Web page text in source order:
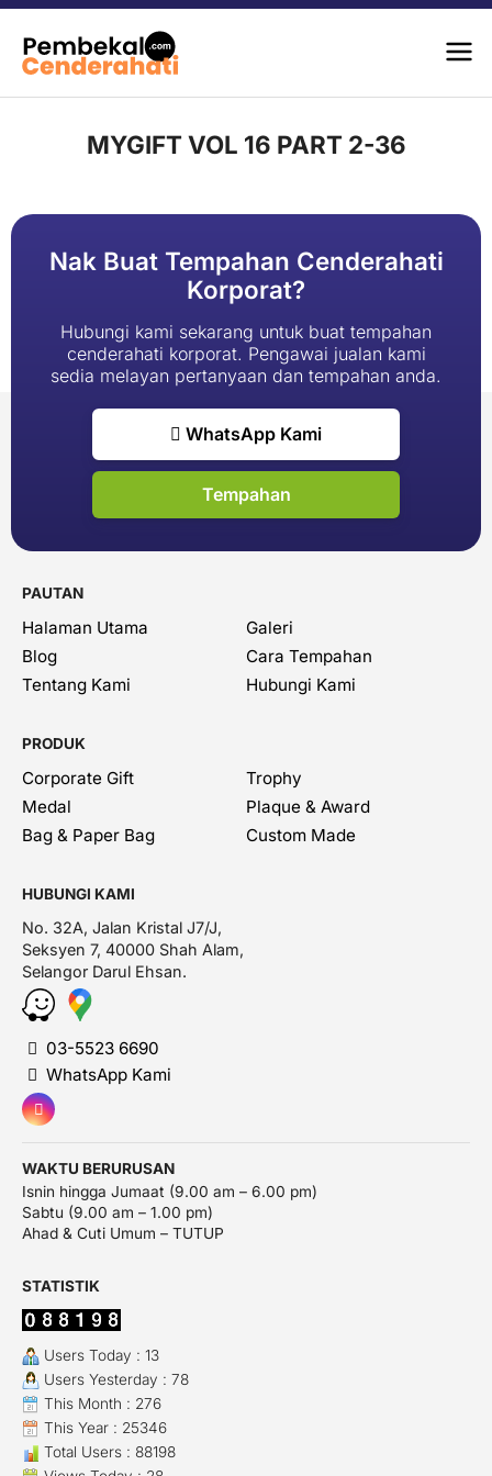
MYGIFT VOL 16 PART 2-36
Nak Buat Tempahan Cenderahati
Korporat?
Hubungi kami sekarang untuk buat tempahan
cenderahati korporat. Pengawai jualan kami
sedia melayan pertanyaan dan tempahan anda.
WhatsApp Kami
Tempahan
PAUTAN
Halaman Utama
Galeri
Blog
Cara Tempahan
Tentang Kami
Hubungi Kami
PRODUK
Corporate Gift
Trophy
Medal
Plaque & Award
Bag & Paper Bag
Custom Made
HUBUNGI KAMI
No. 32A, Jalan Kristal J7/J,
Seksyen 7, 40000 Shah Alam,
Selangor Darul Ehsan.
03-5523 6690
WhatsApp Kami
WAKTU BERURUSAN
Isnin hingga Jumaat (9.00 am – 6.00 pm)
Sabtu (9.00 am – 1.00 pm)
Ahad & Cuti Umum – TUTUP
STATISTIK
Users Today : 13
Users Yesterday : 78
This Month : 276
This Year : 25346
Total Users : 88198